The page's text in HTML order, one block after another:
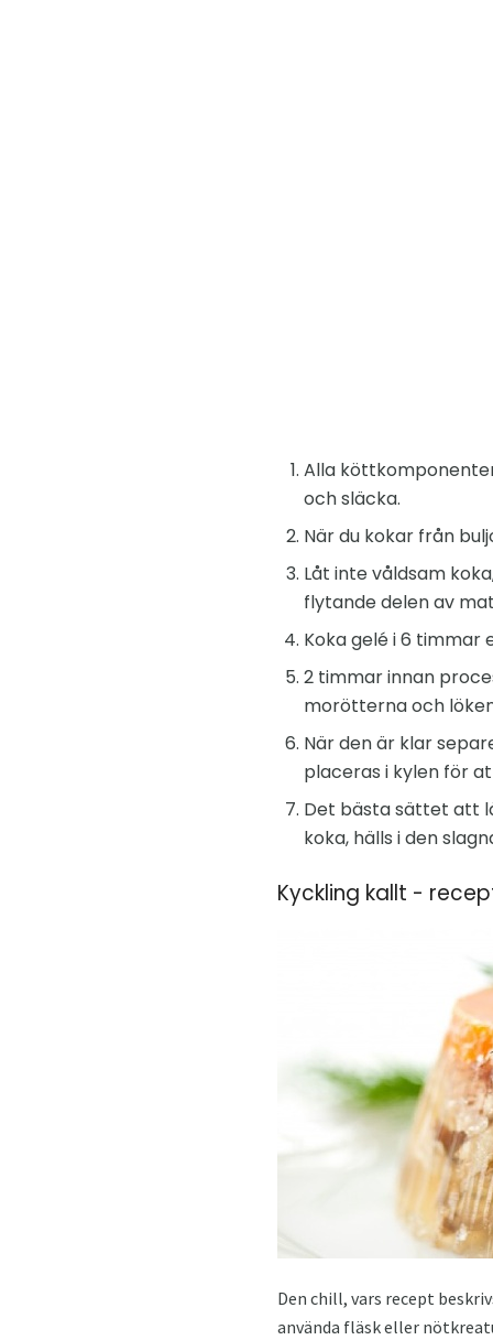
Alla
och släcka.
När du kokar från
Låt inte våldsam
flytande delen av
Koka gelé i 6 timmar
2 timmar innan
morötterna och
När den är klar
placeras i kylen för
Det bästa sättet att
koka, hälls i den
Kyckling kallt -
Den chill, vars recept
använda fläsk eller